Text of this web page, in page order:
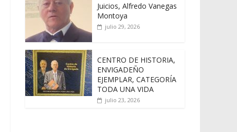
Juicios, Alfredo Vanegas
Montoya
julio 29, 2026
CENTRO DE HISTORIA,
ENVIGADEÑO
EJEMPLAR, CATEGORÍA
TODA UNA VIDA
julio 23, 2026